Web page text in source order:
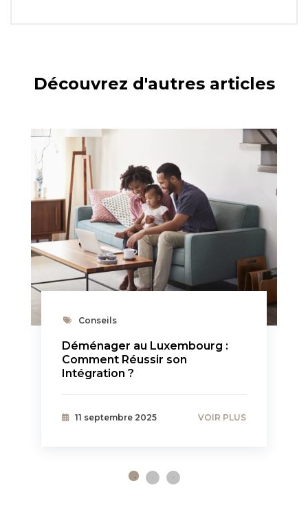
Découvrez d'autres articles
Conseils
Déménager au Luxembourg :
Comment Réussir son
Intégration ?
11 septembre 2025 VOIR PLUS